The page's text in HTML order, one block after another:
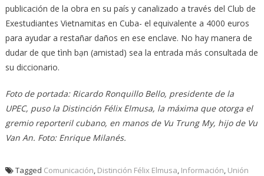
publicación de la obra en su país y canalizado a través del Club de
Exestudiantes Vietnamitas en Cuba- el equivalente a 4000 euros
para ayudar a restañar daños en ese enclave. No hay manera de
dudar de que tình bạn (amistad) sea la entrada más consultada de
su diccionario.
Foto de portada: Ricardo Ronquillo Bello, presidente de la
UPEC, puso la Distinción Félix Elmusa, la máxima que otorga el
gremio reporteril cubano, en manos de Vu Trung My, hijo de Vu
Van An. Foto: Enrique Milanés.
Tagged Comunicación, Distinción Félix Elmusa, Información, Unión